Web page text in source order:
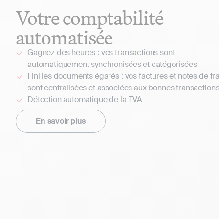
Votre comptabilité
automatisée
Gagnez des heures : vos transactions sont
automatiquement synchronisées et catégorisées
Fini les documents égarés : vos factures et notes de
sont centralisées et associées aux bonnes transactions
Détection automatique de la TVA
En savoir plus